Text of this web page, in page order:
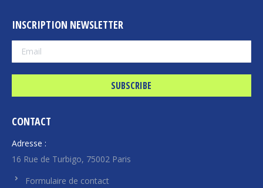
INSCRIPTION NEWSLETTER
CONTACT
Adresse :
16 Rue de Turbigo, 75002 Paris
Formulaire de contact